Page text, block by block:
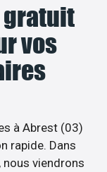
gratuit
vos
à Abrest (03)
rapide. Dans
nous viendrons